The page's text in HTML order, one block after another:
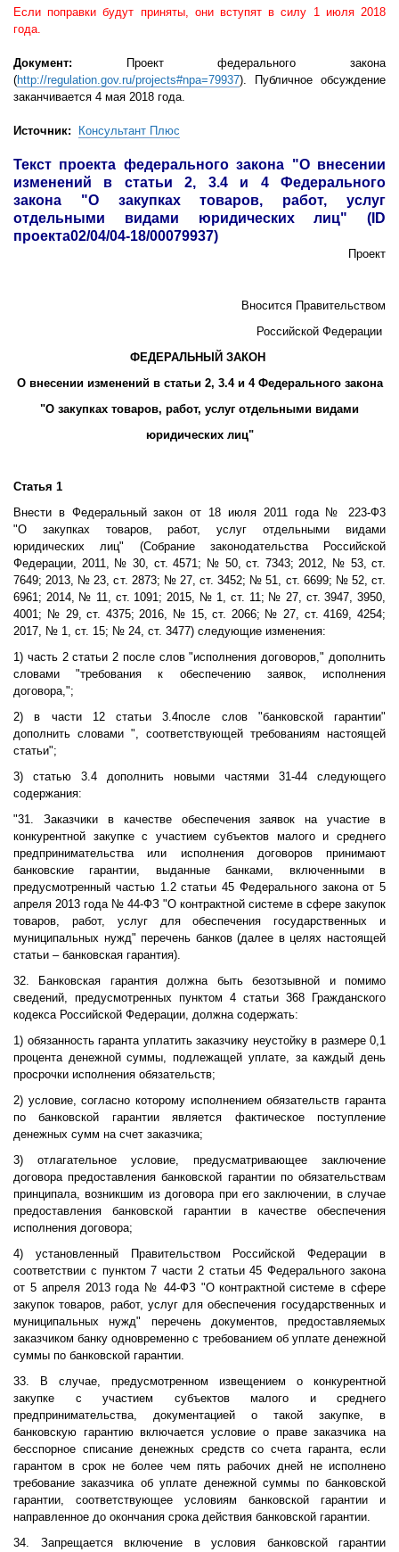
Если поправки будут приняты, они вступят в силу 1 июля 2018
года.
Документ: Проект федерального закона
(http://regulation.gov.ru/projects#npa=79937).
Публичное обсуждение
заканчивается 4 мая 2018 года.
Источник: Консультант Плюс
Текст проекта федерального закона "О внесении
изменений в статьи 2, 3.4 и 4 Федерального
закона "О закупках товаров, работ, услуг
отдельными видами юридических лиц" (ID
проекта02/04/04-18/00079937)
Проект
Вносится Правительством
Российской Федерации
ФЕДЕРАЛЬНЫЙ ЗАКОН
О внесении изменений в статьи 2, 3.4 и 4 Федерального закона
"О закупках товаров, работ, услуг отдельными видами
юридических лиц"
Статья 1
Внести в Федеральный закон от 18 июля 2011 года № 223-Ф3
"О закупках товаров, работ, услуг отдельными видами
юридических лиц" (Собрание законодательства Российской
Федерации, 2011, № 30, ст. 4571; № 50, ст. 7343; 2012, № 53, ст.
7649; 2013, № 23, ст. 2873; № 27, ст. 3452; № 51, ст. 6699; № 52, ст.
6961; 2014, № 11, ст. 1091; 2015, № 1, ст. 11; № 27, ст. 3947, 3950,
4001; № 29, ст. 4375; 2016, № 15, ст. 2066; № 27, ст. 4169, 4254;
2017, № 1, ст. 15; № 24, ст. 3477) следующие изменения:
1) часть 2 статьи 2 после слов "исполнения договоров," дополнить
словами "требования к обеспечению заявок, исполнения
договора,";
2) в части 12 статьи 3.4после слов "банковской гарантии"
дополнить словами ", соответствующей требованиям настоящей
статьи";
3) статью 3.4 дополнить новыми частями 31-44 следующего
содержания:
"31. Заказчики в качестве обеспечения заявок на участие в
конкурентной закупке с участием субъектов малого и среднего
предпринимательства или исполнения договоров принимают
банковские гарантии, выданные банками, включенными в
предусмотренный частью 1.2 статьи 45 Федерального закона от 5
апреля 2013 года № 44-ФЗ "О контрактной системе в сфере закупок
товаров, работ, услуг для обеспечения государственных и
муниципальных нужд" перечень банков (далее в целях настоящей
статьи – банковская гарантия).
32. Банковская гарантия должна быть безотзывной и помимо
сведений, предусмотренных пунктом 4 статьи 368 Гражданского
кодекса Российской Федерации, должна содержать:
1) обязанность гаранта уплатить заказчику неустойку в размере 0,1
процента денежной суммы, подлежащей уплате, за каждый день
просрочки исполнения обязательств;
2) условие, согласно которому исполнением обязательств гаранта
по банковской гарантии является фактическое поступление
денежных сумм на счет заказчика;
3) отлагательное условие, предусматривающее заключение
договора предоставления банковской гарантии по обязательствам
принципала, возникшим из договора при его заключении, в случае
предоставления банковской гарантии в качестве обеспечения
исполнения договора;
4) установленный Правительством Российской Федерации в
соответствии с пунктом 7 части 2 статьи 45 Федерального закона
от 5 апреля 2013 года № 44-ФЗ "О контрактной системе в сфере
закупок товаров, работ, услуг для обеспечения государственных и
муниципальных нужд" перечень документов, предоставляемых
заказчиком банку одновременно с требованием об уплате денежной
суммы по банковской гарантии.
33. В случае, предусмотренном извещением о конкурентной
закупке с участием субъектов малого и среднего
предпринимательства, документацией о такой закупке, в
банковскую гарантию включается условие о праве заказчика на
бесспорное списание денежных средств со счета гаранта, если
гарантом в срок не более чем пять рабочих дней не исполнено
требование заказчика об уплате денежной суммы по банковской
гарантии, соответствующее условиям банковской гарантии и
направленное до окончания срока действия банковской гарантии.
34. Запрещается включение в условия банковской гарантии